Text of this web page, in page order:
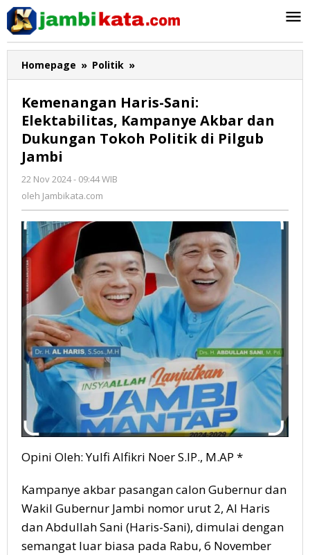
Lewati
konten
Homepage » Politik »
Haris-
Sani:
Elektabilitas,
Kampanye
Akbar
di
Pilgub
Jambi
Kemenangan Haris-Sani:
Elektabilitas, Kampanye Akbar dan
Dukungan Tokoh Politik di Pilgub
Jambi
22 Nov 2024 - 09:44 WIB
oleh Jambikata.com
Opini Oleh: Yulfi Alfikri Noer S.IP., M.AP *
Kampanye akbar pasangan calon Gubernur dan
Wakil Gubernur Jambi nomor urut 2, Al Haris
dan Abdullah Sani (Haris-Sani), dimulai dengan
semangat luar biasa pada Rabu, 6 November